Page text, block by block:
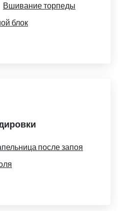
Вшивание торпеды
блок
после запоя